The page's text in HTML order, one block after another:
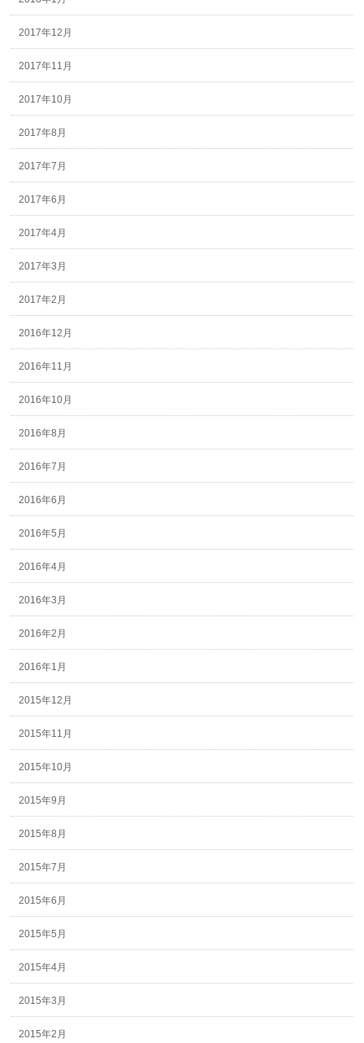
2017年12月
2017年11月
2017年10月
2017年8月
2017年7月
2017年6月
2017年4月
2017年3月
2017年2月
2016年12月
2016年11月
2016年10月
2016年8月
2016年7月
2016年6月
2016年5月
2016年4月
2016年3月
2016年2月
2016年1月
2015年12月
2015年11月
2015年10月
2015年9月
2015年8月
2015年7月
2015年6月
2015年5月
2015年4月
2015年3月
2015年2月